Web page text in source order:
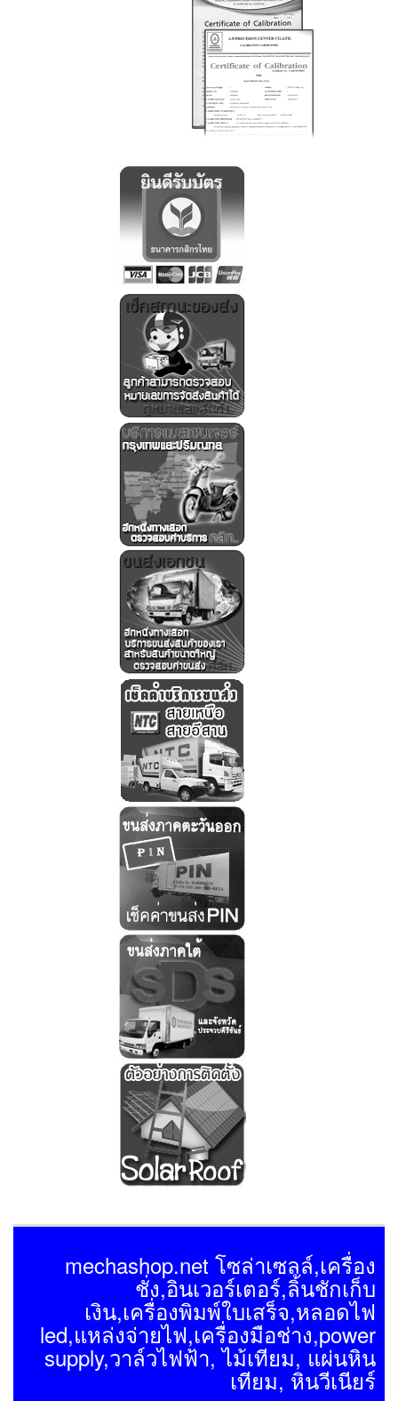
mechashop.net โซล่าเซลล์,เครื่อง
ชั่ง,อินเวอร์เตอร์,ลิ้นชักเก็บ
เงิน,เครื่องพิมพ์ใบเสร็จ,หลอดไฟ
led,แหล่งจ่ายไฟ,เครื่องมือช่าง,power
supply,วาล์วไฟฟ้า, ไม้เทียม, แผ่นหิน
เทียม, หินวีเนียร์